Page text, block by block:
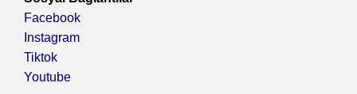
Facebook
Instagram
Tiktok
Youtube